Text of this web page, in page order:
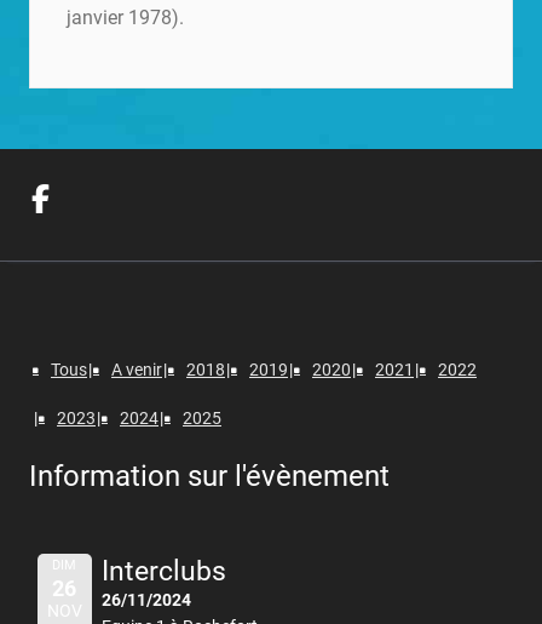
janvier 1978).
Tous A venir 2018 2019 2020 2021 2022
2023 2024 2025
Information sur l'évènement
DIM
26
NOV
Interclubs
26/11/2024